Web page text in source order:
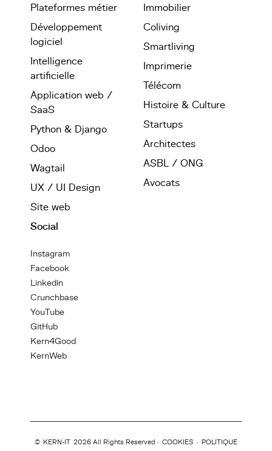
Plateformes métier
Développement
logiciel
Intelligence
artificielle
Application web /
SaaS
Python & Django
Odoo
Wagtail
UX / UI Design
Site web
Immobilier
Coliving
Smartliving
Imprimerie
Télécom
Histoire & Culture
Startups
Architectes
ASBL / ONG
Avocats
Social
Instagram
Facebook
Linkedin
Crunchbase
YouTube
GitHub
Kern4Good
KernWeb
© KERN-IT 2026 All Rights Reserved · COOKIES · POLITIQUE